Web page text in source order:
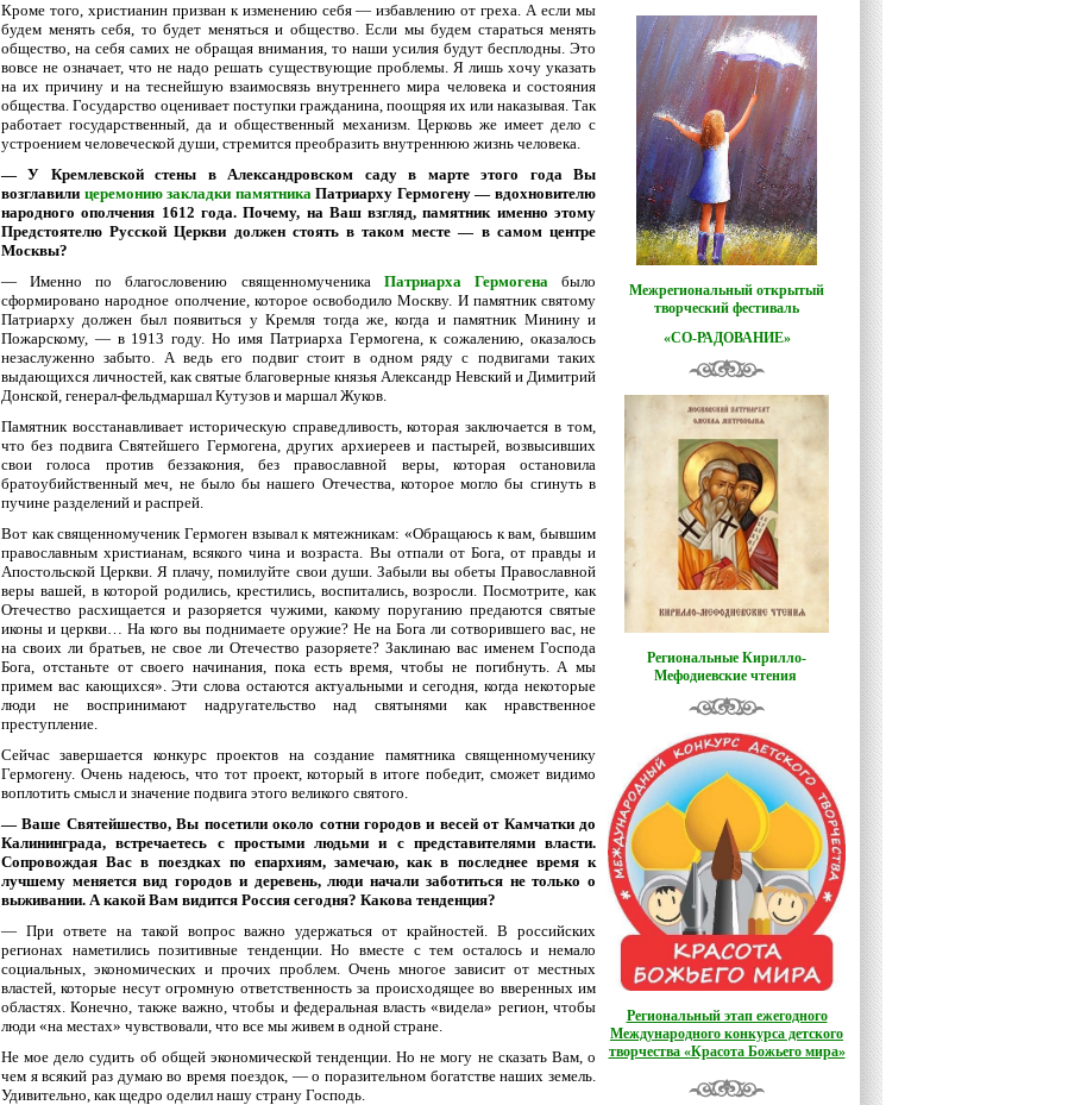
Кроме того, христианин призван к изменению себя — избавлению от греха. А если мы
будем менять себя, то будет меняться и общество. Если мы будем стараться менять
общество, на себя самих не обращая внимания, то наши усилия будут бесплодны. Это
вовсе не означает, что не надо решать существующие проблемы. Я лишь хочу указать
на их причину и на теснейшую взаимосвязь внутреннего мира человека и состояния
общества. Государство оценивает поступки гражданина, поощряя их или наказывая. Так
работает государственный, да и общественный механизм. Церковь же имеет дело с
устроением человеческой души, стремится преобразить внутреннюю жизнь человека.
— У Кремлевской стены в Александровском саду в марте этого года Вы
возглавили церемонию закладки памятникаПатриарху Гермогену — вдохновителю
народного ополчения 1612 года. Почему, на Ваш взгляд, памятник именно этому
Предстоятелю Русской Церкви должен стоять в таком месте — в самом центре
Москвы?
— Именно по благословению священномученика Патриарха Гермогенабыло
сформировано народное ополчение, которое освободило Москву. И памятник святому
Патриарху должен был появиться у Кремля тогда же, когда и памятник Минину и
Пожарскому, — в 1913 году. Но имя Патриарха Гермогена, к сожалению, оказалось
незаслуженно забыто. А ведь его подвиг стоит в одном ряду с подвигами таких
выдающихся личностей, как святые благоверные князья Александр Невский и Димитрий
Донской, генерал-фельдмаршал Кутузов и маршал Жуков.
Памятник восстанавливает историческую справедливость, которая заключается в том,
что без подвига Святейшего Гермогена, других архиереев и пастырей, возвысивших
свои голоса против беззакония, без православной веры, которая остановила
братоубийственный меч, не было бы нашего Отечества, которое могло бы сгинуть в
пучине разделений и распрей.
Вот как священномученик Гермоген взывал к мятежникам: «Обращаюсь к вам, бывшим
православным христианам, всякого чина и возраста. Вы отпали от Бога, от правды и
Апостольской Церкви. Я плачу, помилуйте свои души. Забыли вы обеты Православной
веры вашей, в которой родились, крестились, воспитались, возросли. Посмотрите, как
Отечество расхищается и разоряется чужими, какому поруганию предаются святые
иконы и церкви… На кого вы поднимаете оружие? Не на Бога ли сотворившего вас, не
на своих ли братьев, не свое ли Отечество разоряете? Заклинаю вас именем Господа
Бога, отстаньте от своего начинания, пока есть время, чтобы не погибнуть. А мы
примем вас кающихся». Эти слова остаются актуальными и сегодня, когда некоторые
люди не воспринимают надругательство над святынями как нравственное
преступление.
Сейчас завершается конкурс проектов на создание памятника священномученику
Гермогену. Очень надеюсь, что тот проект, который в итоге победит, сможет видимо
воплотить смысл и значение подвига этого великого святого.
— Ваше Святейшество, Вы посетили около сотни городов и весей от Камчатки до
Калининграда, встречаетесь с простыми людьми и с представителями власти.
Сопровождая Вас в поездках по епархиям, замечаю, как в последнее время к
лучшему меняется вид городов и деревень, люди начали заботиться не только о
выживании. А какой Вам видится Россия сегодня? Какова тенденция?
— При ответе на такой вопрос важно удержаться от крайностей. В российских
регионах наметились позитивные тенденции. Но вместе с тем осталось и немало
социальных, экономических и прочих проблем. Очень многое зависит от местных
властей, которые несут огромную ответственность за происходящее во вверенных им
областях. Конечно, также важно, чтобы и федеральная власть «видела» регион, чтобы
люди «на местах» чувствовали, что все мы живем в одной стране.
Не мое дело судить об общей экономической тенденции. Но не могу не сказать Вам, о
чем я всякий раз думаю во время поездок, — о поразительном богатстве наших земель.
Удивительно, как щедро оделил нашу страну Господь.
Межрегиональный открытый
творческий фестиваль
«СО-РАДОВАНИЕ»
Региональные Кирилло-
Мефодиевские чтения
Региональный этап ежегодного
Международного конкурса детского
творчества «Красота Божьего мира»